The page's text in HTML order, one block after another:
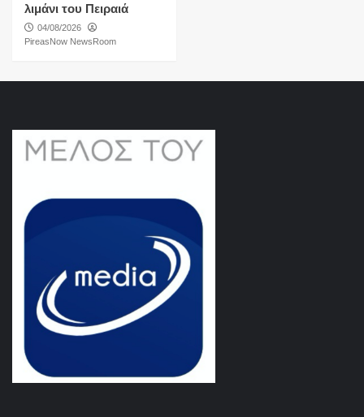
λιμάνι του Πειραιά
04/08/2026
PireasNow NewsRoom